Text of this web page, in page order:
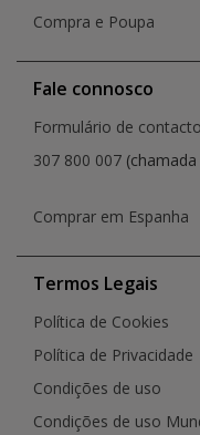
Compra e Poupa
Fale connosco
Formulário de contacto
307 800 007
Comprar em Espanha
Termos Legais
Política de Cookies
Política de Privacidade
Condições de uso
Condições de uso